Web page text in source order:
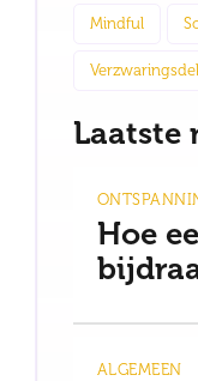
Mindful
Laatste
Hoe
ALGEMEEN